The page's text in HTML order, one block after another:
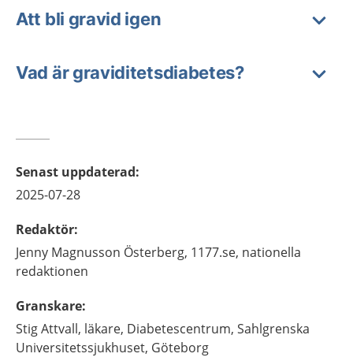
Att bli gravid igen
Vad är graviditetsdiabetes?
Senast uppdaterad:
2025-07-28
Redaktör:
Jenny Magnusson Österberg, 1177.se, nationella
redaktionen
Granskare:
StigAttvall, läkare, Diabetescentrum, Sahlgrenska
Universitetssjukhuset, Göteborg